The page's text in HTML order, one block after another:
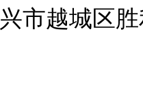
市越城区